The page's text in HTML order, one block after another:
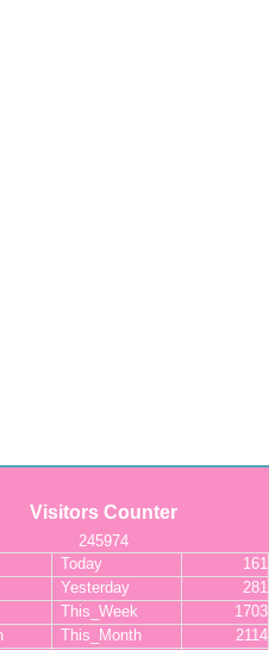
Visitors Counter
245974
Today
161
Yesterday
281
This_Week
1703
This_Month
2114